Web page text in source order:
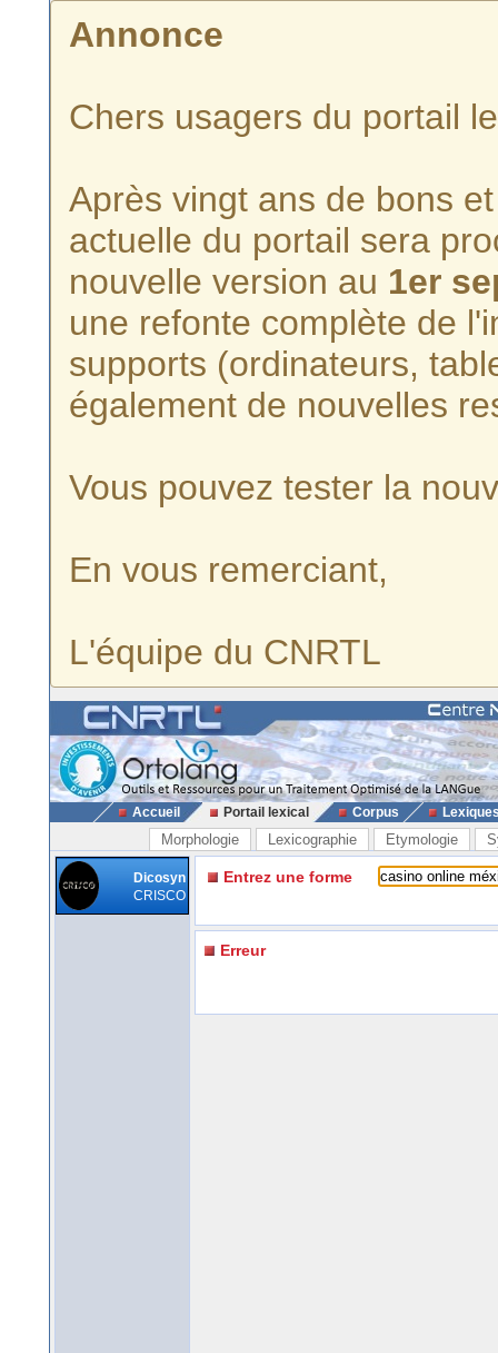
Annonce
Chers usagers du portail
Après vingt ans de bons
actuelle du portail sera
nouvelle version au 1er
une refonte complète de
supports (ordinateurs,
également de nouvelles
Vous pouvez tester la
En vous remerciant,
L'équipe du CNRTL
Accueil Portail lexical Corpus
Morphologie Lexicographie Etymologie
Dicosyn
CRISCO
Entrez une forme
Erreur